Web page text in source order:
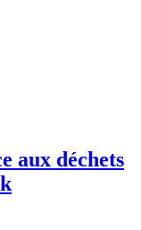
aux déchets